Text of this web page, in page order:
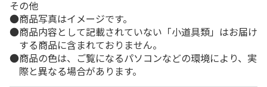
その他
商品写真はイメージです。
商品内容として記載されていない「小道具類」はお届け
する商品に含まれておりません。
商品の色は、ご覧になるパソコンなどの環境により、実
際と異なる場合があります。